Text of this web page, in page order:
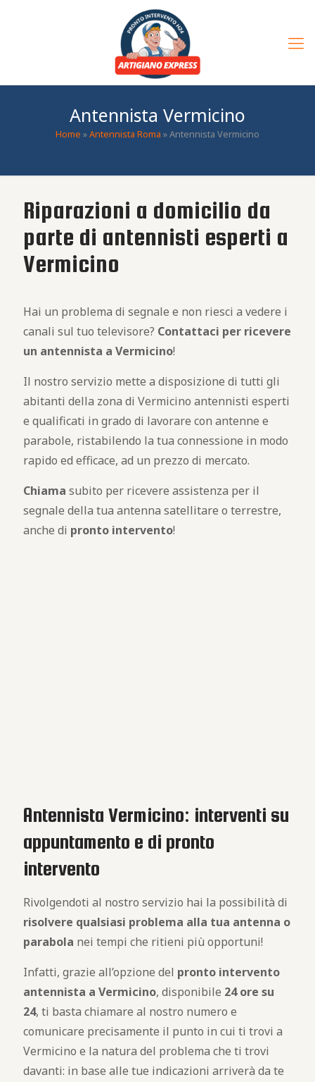
Antennista Vermicino
Home »Antennista Roma »Antennista Vermicino
Riparazioni a domicilio da
parte di antennisti esperti a
Vermicino
Hai un problema di segnale e non riesci a vedere i
canali sul tuo televisore? Contattaci per ricevere
un antennista a Vermicino!
Il nostro servizio mette a disposizione di tutti gli
abitanti della zona di Vermicino antennisti esperti
e qualificati in grado di lavorare con antenne e
parabole, ristabilendo la tua connessione in modo
rapido ed efficace, ad un prezzo di mercato.
Chiama subito per ricevere assistenza per il
segnale della tua antenna satellitare o terrestre,
anche di pronto intervento!
Antennista Vermicino: interventi su
appuntamento e di pronto
intervento
Rivolgendoti al nostro servizio hai la possibilità di
risolvere qualsiasi problema alla tua antenna o
parabola nei tempi che ritieni più opportuni!
Infatti, grazie all’opzione del pronto intervento
antennista a Vermicino, disponibile 24 ore su
24, ti basta chiamare al nostro numero e
comunicare precisamente il punto in cui ti trovi a
Vermicino e la natura del problema che ti trovi
davanti: in base alle tue indicazioni arriverà da te